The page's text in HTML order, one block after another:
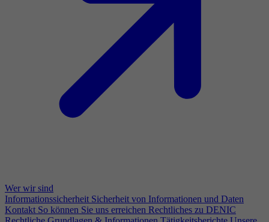
Wer wir sind
Informationssicherheit Sicherheit von Informationen und Daten
Kontakt So können Sie uns erreichen Rechtliches zu DENIC